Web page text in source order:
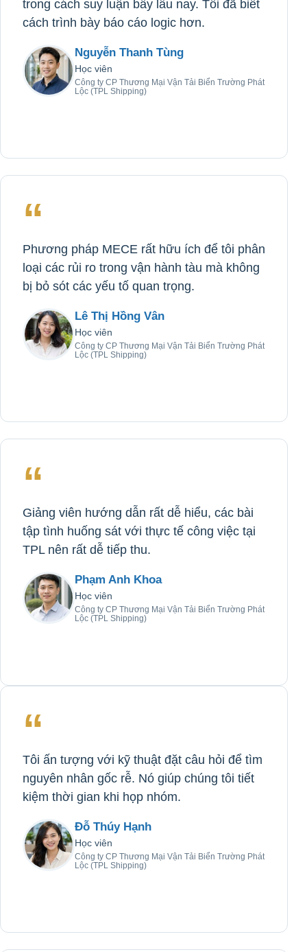
trong cách suy luận bấy lâu nay. Tôi đã biết
cách trình bày báo cáo logic hơn.
Nguyễn Thanh Tùng
Học viên
Công ty CP Thương Mại Vận Tải Biển Trường Phát
Lộc (TPL Shipping)
“
Phương pháp MECE rất hữu ích để tôi phân
loại các rủi ro trong vận hành tàu mà không
bị bỏ sót các yếu tố quan trọng.
Lê Thị Hồng Vân
Học viên
Công ty CP Thương Mại Vận Tải Biển Trường Phát
Lộc (TPL Shipping)
“
Giảng viên hướng dẫn rất dễ hiểu, các bài
tập tình huống sát với thực tế công việc tại
TPL nên rất dễ tiếp thu.
Phạm Anh Khoa
Học viên
Công ty CP Thương Mại Vận Tải Biển Trường Phát
Lộc (TPL Shipping)
“
Tôi ấn tượng với kỹ thuật đặt câu hỏi để tìm
nguyên nhân gốc rễ. Nó giúp chúng tôi tiết
kiệm thời gian khi họp nhóm.
Đỗ Thúy Hạnh
Học viên
Công ty CP Thương Mại Vận Tải Biển Trường Phát
Lộc (TPL Shipping)